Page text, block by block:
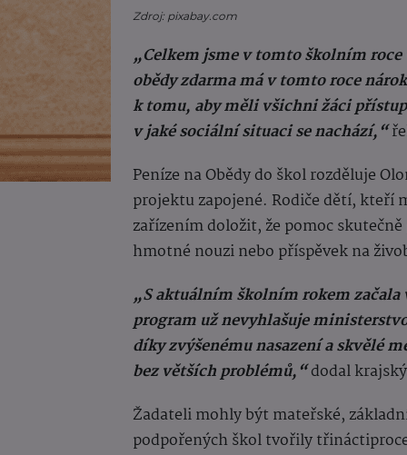
Zdroj: pixabay.com
„Celkem jsme v tomto školním
obědy zdarma má v tomto roce
k tomu, aby měli všichni žáci
v jaké sociální situaci se nachází,“
Peníze na Obědy do škol rozděluje
projektu zapojené. Rodiče dětí,
zařízením doložit, že pomoc
hmotné nouzi nebo příspěvek na
„S aktuálním školním rokem
program už nevyhlašuje
díky zvýšenému nasazení a skvělé
bez větších problémů,“dodal
Žadateli mohly být mateřské,
podpořených škol tvořily